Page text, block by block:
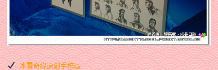
冰雪奇緣原創手稿區